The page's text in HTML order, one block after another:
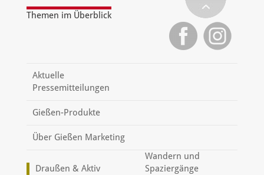
Themen im Überblick
Aktuelle
Pressemitteilungen
Gießen-Produkte
Über Gießen Marketing
Draußen & Aktiv
Wandern und
Spaziergänge